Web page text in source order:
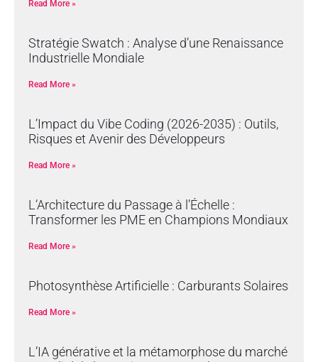
Read More »
Stratégie Swatch : Analyse d’une Renaissance
Industrielle Mondiale
Read More »
L’Impact du Vibe Coding (2026-2035) : Outils,
Risques et Avenir des Développeurs
Read More »
L’Architecture du Passage à l’Échelle :
Transformer les PME en Champions Mondiaux
Read More »
Photosynthèse Artificielle : Carburants Solaires
Read More »
L’IA générative et la métamorphose du marché